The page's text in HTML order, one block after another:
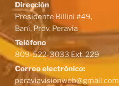
Dirección
Presidente Billini #49,
Baní, Prov. Peravia
Teléfono
809-522-3033 Ext. 229
Correo electrónico:
peraviavisionweb@gmail.com